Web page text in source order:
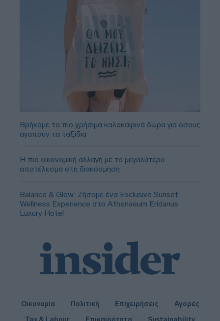
Βρήκαμε τα πιο χρήσιμα καλοκαιρινά δώρα για όσους
αγαπούν τα ταξίδια
Η πιο οικονομική αλλαγή με το μεγαλύτερο
αποτέλεσμα στη διακόσμηση
Balance & Glow: Ζήσαμε ένα Exclusive Sunset
Wellness Experience στο Athenaeum Eridanus
Luxury Hotel
Οικονομία Πολιτική Επιχειρήσεις
Αγορές